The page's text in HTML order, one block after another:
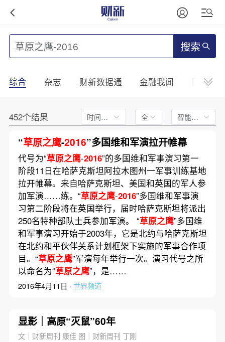
搜索
综合 杂志 财新数据通 金融我闻 财新
452个结果 时间不限 全文 智能排序
“草原之鹰-2016”多国维和军演拉开帷幕
代号为“草原之鹰-2016”的多国维和军事演习第一
阶段11日在哈萨克斯坦阿拉木图州一军事训练基地
拉开帷幕。来自哈萨克斯坦、美国和英国的军人参
加军演……练。“草原之鹰-2016”多国维和军事演
习第二阶段将在英国举行，届时哈萨克斯坦将派出
250名特种部队士兵参加军演。 “草原之鹰”多国维
和军事演习开始于2003年，它是北约与哈萨克斯坦
在北约和平伙伴关系计划框架下实施的军事合作项
目。“草原之鹰”军演每年举行一次。演习代号之所
以命名为“草原之鹰”，是……
2016年4月11日 · 世界频道
显影｜高原“灭鼠”60年
文｜财新周刊 康佳 图｜财新周刊 丁刚